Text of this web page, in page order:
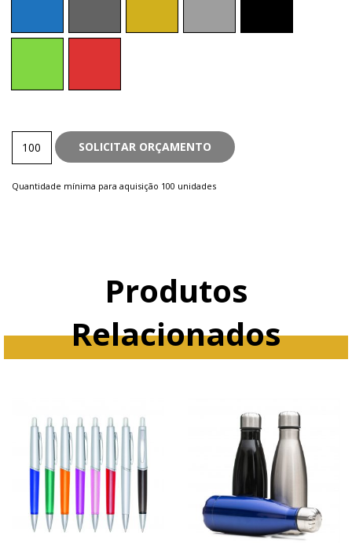
quantity
SOLICITAR ORÇAMENTO
Quantidade mínima para aquisição 100 unidades
Produtos
Relacionados